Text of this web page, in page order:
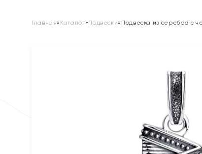
Главная» Каталог»Подвески» Подвеска из серебра с